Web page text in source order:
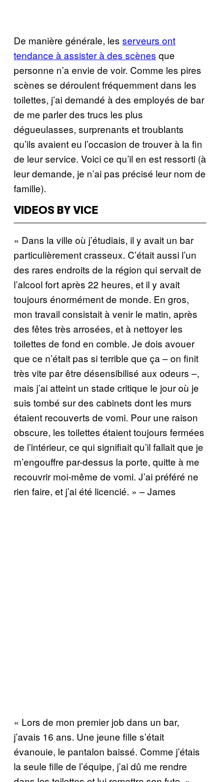
De manière générale, les serveurs ont
tendance à assister à des scènes que
personne n’a envie de voir. Comme les pires
scènes se déroulent fréquemment dans les
toilettes, j’ai demandé à des employés de bar
de me parler des trucs les plus
dégueulasses, surprenants et troublants
qu’ils avaient eu l’occasion de trouver à la fin
de leur service. Voici ce qu’il en est ressorti (à
leur demande, je n’ai pas précisé leur nom de
famille).
VIDEOS BY VICE
« Dans la ville où j’étudiais, il y avait un bar
particulièrement crasseux. C’était aussi l’un
des rares endroits de la région qui servait de
l’alcool fort après 22 heures, et il y avait
toujours énormément de monde. En gros,
mon travail consistait à venir le matin, après
des fêtes très arrosées, et à nettoyer les
toilettes de fond en comble. Je dois avouer
que ce n’était pas si terrible que ça – on finit
très vite par être désensibilisé aux odeurs –,
mais j’ai atteint un stade critique le jour où je
suis tombé sur des cabinets dont les murs
étaient recouverts de vomi. Pour une raison
obscure, les toilettes étaient toujours fermées
de l’intérieur, ce qui signifiait qu’il fallait que je
m’engouffre par-dessus la porte, quitte à me
recouvrir moi-même de vomi. J’ai préféré ne
rien faire, et j’ai été licencié. » – James
« Lors de mon premier job dans un bar,
j’avais 16 ans. Une jeune fille s’était
évanouie, le pantalon baissé. Comme j’étais
la seule fille de l’équipe, j’ai dû me rendre